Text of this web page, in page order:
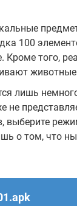
100
Кроме того,
лишь
не
выберите
о том, что